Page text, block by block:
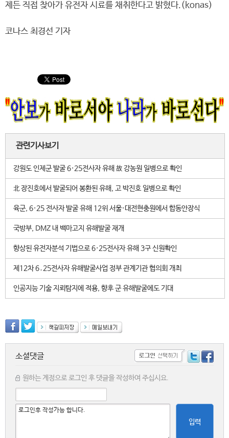
제든 직접 찾아가 유전자 시료를 채취한다고 밝혔다.(konas)
코나스 최경선 기자
관련기사보기
강원도 인제군 발굴 6·25전사자 유해 故 강농원 일병으로 확인
北 장진호에서 발굴되어 봉환된 유해, 고 박진호 일병으로 확인
육군, 6·25 전사자 발굴 유해 12위 서울·대전현충원에서 합동안장식
국방부, DMZ 내 백마고지 유해발굴 재개
향상된 유전자분석 기법으로 6·25전사자 유해 3구 신원확인
제12차 6․25전사자 유해발굴사업 정부 관계기관 협의회 개최
인공지능 기술 지뢰탐지에 적용, 향후 군 유해발굴에도 기대
소셜댓글
원하는 계정으로 로그인 후 댓글을 작성하여 주십시요.
입력